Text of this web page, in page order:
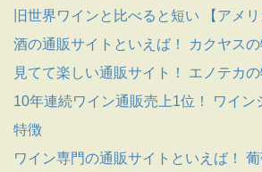
旧世界ワインと比べると短い 【アメ
酒の通販サイトといえば！ カクヤス
見てて楽しい通販サイト！ エノテカ
10年連続ワイン通販売上1位！ ワイン
特徴
ワイン専門の通販サイトといえば！